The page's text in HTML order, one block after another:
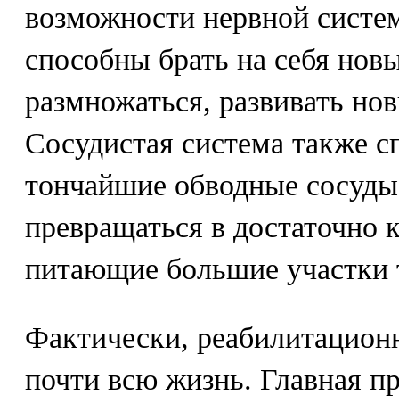
возможности нервной
способны брать на себя
размножаться, развивать
Сосудистая система также
тончайшие обводные
превращаться в достаточно
питающие большие участки
Фактически,
почти всю жизнь. Главная